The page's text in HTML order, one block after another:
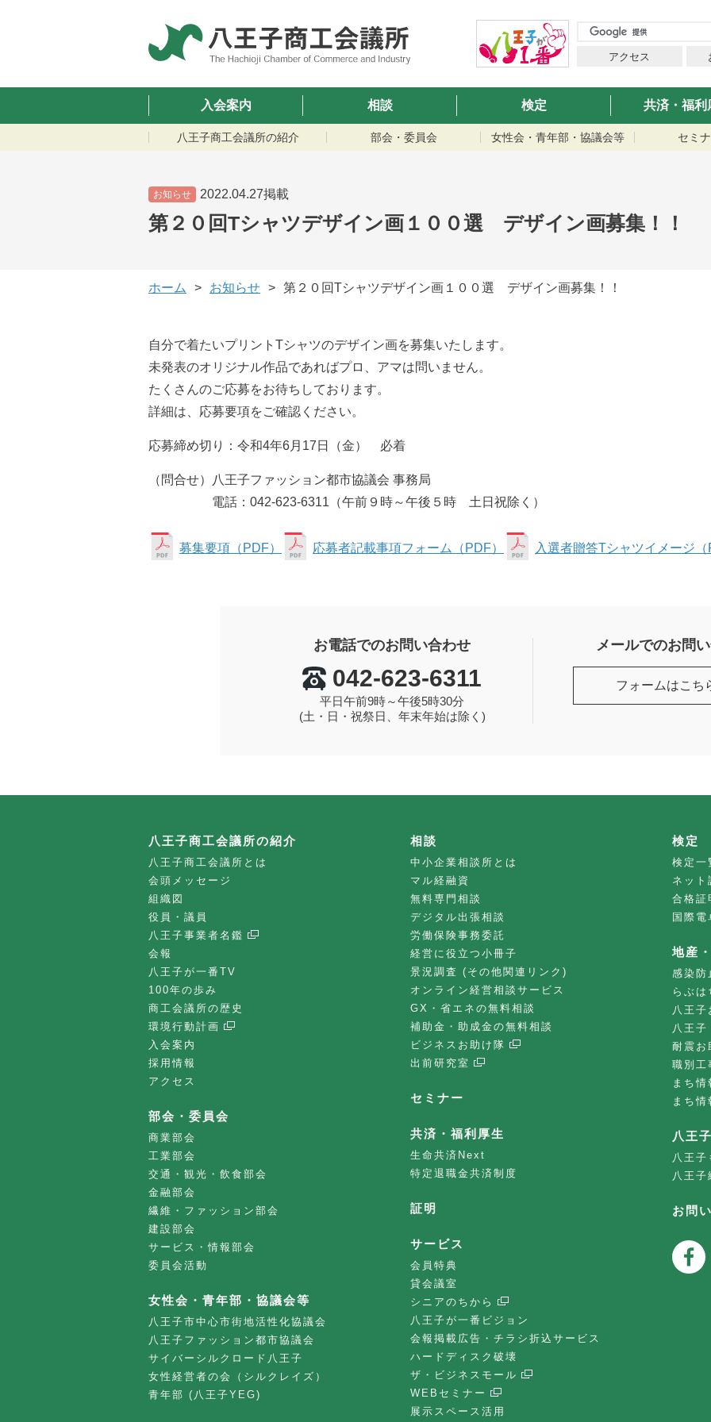
アクセス
入会案内 相談 検定 共済・福利
八王子商工会議所の紹介 部会・委員会 女性会・青年部・協議会等 セミ
お知らせ 2022.04.27掲載
第２０回Tシャツデザイン画１００選 デザイン画募集！！
ホーム お知らせ 第２０回Tシャツデザイン画１００選 デザイン画募集！！
自分で着たいプリントTシャツのデザイン画を募集いたします。
未発表のオリジナル作品であればプロ、アマは問いません。
たくさんのご応募をお待ちしております。
詳細は、応募要項をご確認ください。
応募締め切り：令和4年6月17日（金） 必着
（問合せ）八王子ファッション都市協議会 事務局
電話：042-623-6311（午前９時～午後５時 土日祝除く）
募集要項（PDF） 応募者記載事項フォーム（PDF） 入選者贈答Tシャツイメージ（
お電話でのお問い合わせ
042-623-6311
平日午前9時～午後5時30分
(土・日・祝祭日、年末年始は除く)
メールでのお問
フォームはこち
八王子商工会議所の紹介
八王子商工会議所とは
会頭メッセージ
組織図
役員・議員
八王子事業者名鑑
会報
八王子が一番TV
100年の歩み
商工会議所の歴史
環境行動計画
入会案内
採用情報
アクセス
部会・委員会
商業部会
工業部会
交通・観光・飲食部会
金融部会
繊維・ファッション部会
建設部会
サービス・情報部会
委員会活動
女性会・青年部・協議会等
八王子市中心市街地活性化協議会
八王子ファッション都市協議会
サイバーシルクロード八王子
女性経営者の会（シルクレイズ）
青年部 (八王子YEG)
相談
中小企業相談所とは
マル経融資
無料専門相談
デジタル出張相談
労働保険事務委託
経営に役立つ小冊子
景況調査 (その他関連リンク)
オンライン経営相談サービス
GX・省エネの無料相談
補助金・助成金の無料相談
ビジネスお助け隊
出前研究室
セミナー
共済・福利厚生
生命共済Next
特定退職金共済制度
証明
サービス
会員特典
貸会議室
シニアのちから
八王子が一番ビジョン
会報掲載広告・チラシ折込サービス
ハードディスク破壊
ザ・ビジネスモール
WEBセミナー
展示スペース活用
検定
検定一
ネット
合格証
国際電
地産
感染防
らぶは
八王子
八王子
耐震お
職別工
まち情
まち情
八王
八王子
八王子
お問